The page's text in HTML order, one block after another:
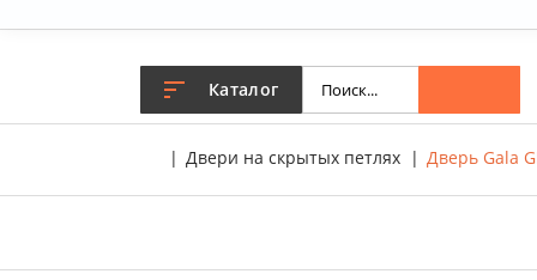
Каталог
Двери на скрытых петлях Дверь Gala